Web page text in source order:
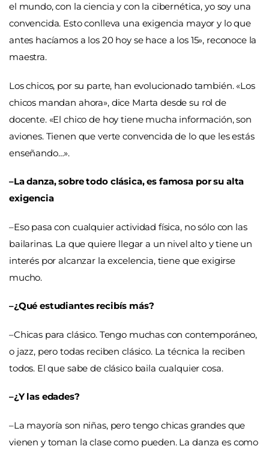
el mundo, con la ciencia y con la cibernética, yo soy una
convencida. Esto conlleva una exigencia mayor y lo que
antes hacíamos a los 20 hoy se hace a los 15», reconoce la
maestra.
Los chicos, por su parte, han evolucionado también. «Los
chicos mandan ahora», dice Marta desde su rol de
docente. «El chico de hoy tiene mucha información, son
aviones. Tienen que verte convencida de lo que les estás
enseñando…».
–La danza, sobre todo clásica, es famosa por su alta
exigencia
–Eso pasa con cualquier actividad física, no sólo con las
bailarinas. La que quiere llegar a un nivel alto y tiene un
interés por alcanzar la excelencia, tiene que exigirse
mucho.
–¿Qué estudiantes recibís más?
–Chicas para clásico. Tengo muchas con contemporáneo,
o jazz, pero todas reciben clásico. La técnica la reciben
todos. El que sabe de clásico baila cualquier cosa.
–¿Y las edades?
–La mayoría son niñas, pero tengo chicas grandes que
vienen y toman la clase como pueden. La danza es como